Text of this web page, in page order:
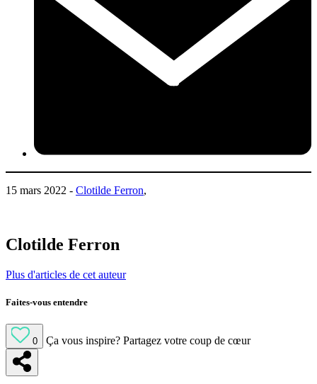
15 mars 2022 - Clotilde Ferron,
Clotilde Ferron
Plus d'articles de cet auteur
Faites-vous entendre
0 Ça vous inspire? Partagez votre coup de cœur